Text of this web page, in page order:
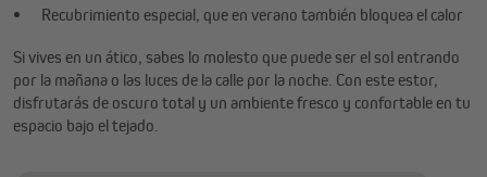
Recubrimiento especial, que en verano también bloquea el calor
Si vives en un ático, sabes lo molesto que puede ser el sol entrando
por la mañana o las luces de la calle por la noche. Con este estor,
disfrutarás de oscuro total y un ambiente fresco y confortable en tu
espacio bajo el tejado.